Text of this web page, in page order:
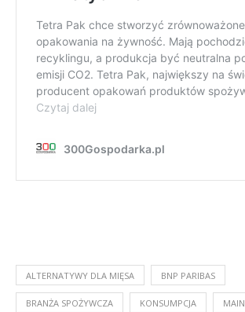
ALTERNATYWY DLA MIĘSA BNP PARIBAS
BRANŻA SPOŻYWCZA KONSUMPCJA MAIN